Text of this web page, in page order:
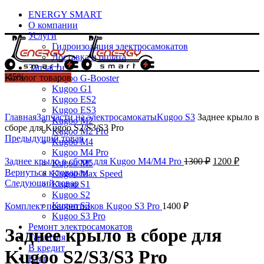
ENERGY SMART
О компании
Услуги
Гидроизоляция электросамокатов
Доставка и оплата
Запчасти
Kugoo G-Booster
Kugoo G1
Kugoo ES2
Kugoo ES3
Kugoo M2
Kugoo M2 Pro
Kugoo M4
Kugoo M4 Pro
Kugoo M5
Kugoo Max Speed
Kugoo S1
Kugoo S2
Kugoo S3
Kugoo S3 Pro
Ремонт электросамокатов
Гарантия
В кредит
Блог
Каталог товаров
-45%
ГлавнаяЗапчасти на электросамокатыKugoo S3 Заднее крыло в
сборе для Kugoo S2/S3/S3 Pro
Предыдущий товар
Заднее крыло в сборе для Kugoo M4/M4 Pro 1300₽ 1200 ₽
Вернуться к товарам
Следующий товар
Комплект поворотников Kugoo S3 Pro 1400 ₽
Заднее крыло в сборе для
Kugoo S2/S3/S3 Pro